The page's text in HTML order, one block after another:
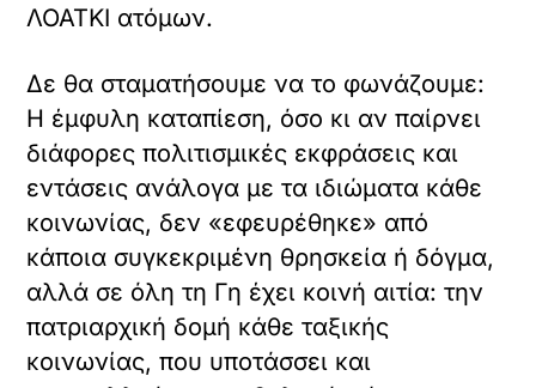
ΛΟΑΤΚΙ ατόμων.
Δε θα σταματήσουμε να το φωνάζουμε:
Η έμφυλη καταπίεση, όσο κι αν παίρνει
διάφορες πολιτισμικές εκφράσεις και
εντάσεις ανάλογα με τα ιδιώματα κάθε
κοινωνίας, δεν «εφευρέθηκε» από
κάποια συγκεκριμένη θρησκεία ή δόγμα,
αλλά σε όλη τη Γη έχει κοινή αιτία: την
πατριαρχική δομή κάθε ταξικής
κοινωνίας, που υποτάσσει και